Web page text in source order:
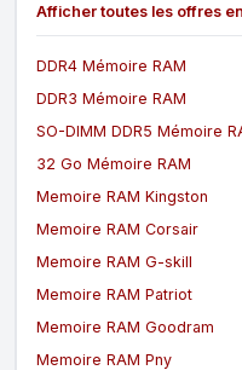
Afficher toutes les offres
DDR4 Mémoire RAM
DDR3 Mémoire RAM
SO-DIMM DDR5 Mémoire
32 Go Mémoire RAM
Memoire RAM Kingston
Memoire RAM Corsair
Memoire RAM G-skill
Memoire RAM Patriot
Memoire RAM Goodram
Memoire RAM Pny